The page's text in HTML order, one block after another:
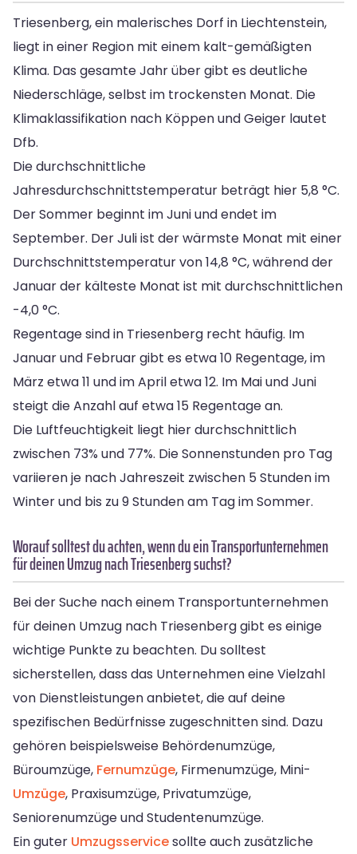
Triesenberg, ein malerisches Dorf in Liechtenstein,
liegt in einer Region mit einem kalt-gemäßigten
Klima. Das gesamte Jahr über gibt es deutliche
Niederschläge, selbst im trockensten Monat. Die
Klimaklassifikation nach Köppen und Geiger lautet
Dfb.
Die durchschnittliche
Jahresdurchschnittstemperatur beträgt hier 5,8 °C.
Der Sommer beginnt im Juni und endet im
September. Der Juli ist der wärmste Monat mit einer
Durchschnittstemperatur von 14,8 °C, während der
Januar der kälteste Monat ist mit durchschnittlichen
-4,0 °C.
Regentage sind in Triesenberg recht häufig. Im
Januar und Februar gibt es etwa 10 Regentage, im
März etwa 11 und im April etwa 12. Im Mai und Juni
steigt die Anzahl auf etwa 15 Regentage an.
Die Luftfeuchtigkeit liegt hier durchschnittlich
zwischen 73% und 77%. Die Sonnenstunden pro Tag
variieren je nach Jahreszeit zwischen 5 Stunden im
Winter und bis zu 9 Stunden am Tag im Sommer.
Worauf solltest du achten, wenn du ein Transportunternehmen
für deinen Umzug nach Triesenberg suchst?
Bei der Suche nach einem Transportunternehmen
für deinen Umzug nach Triesenberg gibt es einige
wichtige Punkte zu beachten. Du solltest
sicherstellen, dass das Unternehmen eine Vielzahl
von Dienstleistungen anbietet, die auf deine
spezifischen Bedürfnisse zugeschnitten sind. Dazu
gehören beispielsweise Behördenumzüge,
Büroumzüge, Fernumzüge, Firmenumzüge, Mini-
Umzüge, Praxisumzüge, Privatumzüge,
Seniorenumzüge und Studentenumzüge.
Ein guter Umzugsservicesollte auch zusätzliche